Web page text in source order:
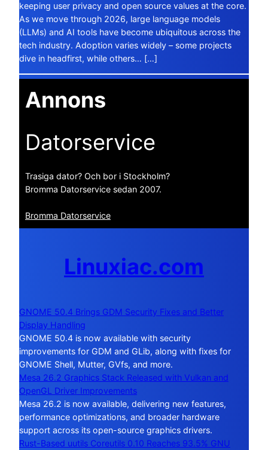
keeping user privacy and open source values at the core.
As we move through 2026, large language models
(LLMs) and AI tools have become ubiquitous across the
tech industry. Adoption varies widely – some projects
dive in headfirst, while others… […]
Annons
Datorservice
Trasiga dator? Och bor i Stockholm?
Bromma Datorservice sedan 2007.
Bromma Datorservice
Linuxiac.com
GNOME 50.4 Brings GDM Security Fixes and Better
Display Handling
GNOME 50.4 is now available with security
improvements for GDM and GLib, along with fixes for
GNOME Shell, Mutter, GVfs, and more.
Mesa 26.2 Graphics Stack Released with Vulkan and
OpenGL Driver Improvements
Mesa 26.2 is now available, delivering new features,
performance optimizations, and broader hardware
support across its open-source graphics drivers.
Rust-Based uutils Coreutils 0.10 Reaches 93.5% GNU